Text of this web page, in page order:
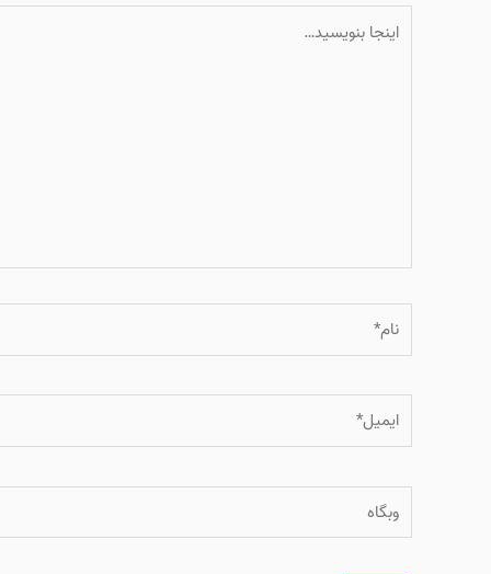
بنویسید…
ایمیل*
وبگاه